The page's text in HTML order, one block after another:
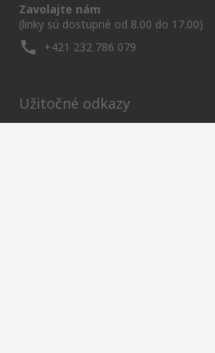
Zavolajte nám
(linky sú dostupné od 8.00 do 17.00)
+421 232 786 079
Užitočné odkazy